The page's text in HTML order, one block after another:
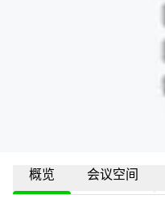
概览 会议空间